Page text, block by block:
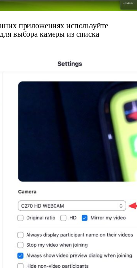
приложениях используйте
выбора камеры из списка